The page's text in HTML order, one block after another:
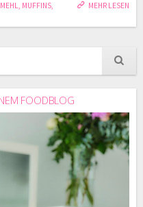
MEHR LESEN
MEHL, MUFFINS,
FOODBLOG